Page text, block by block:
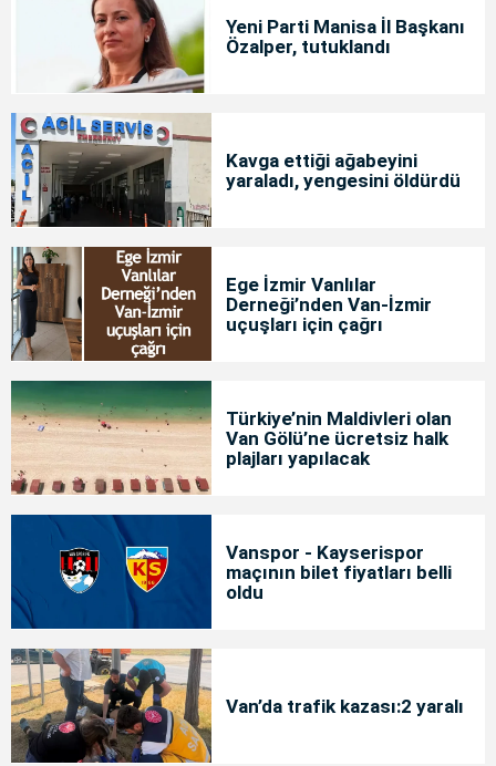
Yeni Parti Manisa İl Başkanı
Özalper, tutuklandı
Kavga ettiği ağabeyini
yaraladı, yengesini öldürdü
Ege İzmir Vanlılar
Derneği’nden Van-İzmir
uçuşları için çağrı
Türkiye’nin Maldivleri olan
Van Gölü’ne ücretsiz halk
plajları yapılacak
Vanspor - Kayserispor
maçının bilet fiyatları belli
oldu
Van’da trafik kazası:2 yaralı